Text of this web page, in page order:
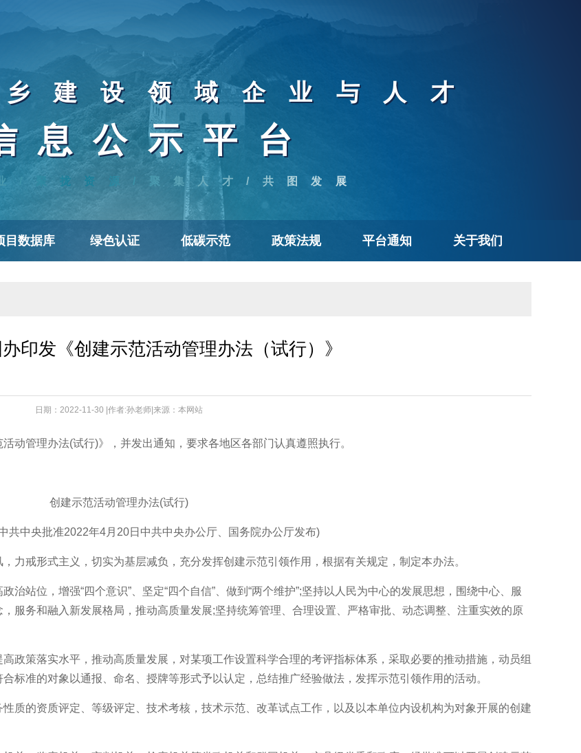
建设领域企业与人才
息公示平台
/聚拢资源/聚集人才/共图发展
目数据库 绿色认证 低碳示范 政策法规 平台通知 关于我们
印发《创建示范活动管理办法（试行）》
日期：2022-11-30 |作者:孙老师|来源：本网站
管理办法(试行)》，并发出通知，要求各地区各部门认真遵照执行。
创建示范活动管理办法(试行)
共中央批准2022年4月20日中共中央办公厅、国务院办公厅发布)
戒形式主义，切实为基层减负，充分发挥创建示范引领作用，根据有关规定，制定本办法。
位，增强“四个意识”、坚定“四个自信”、做到“两个维护”;坚持以人民为中心的发展思想，围绕中心、服
服务和融入新发展格局，推动高质量发展;坚持统筹管理、合理设置、严格审批、动态调整、注重实效的原
策落实水平，推动高质量发展，对某项工作设置科学合理的考评指标体系，采取必要的推动措施，动员组
标准的对象以通报、命名、授牌等形式予以认定，总结推广经验做法，发挥示范引领作用的活动。
的资质评定、等级评定、技术考核，技术示范、改革试点工作，以及以本单位内设机构为对象开展的创建